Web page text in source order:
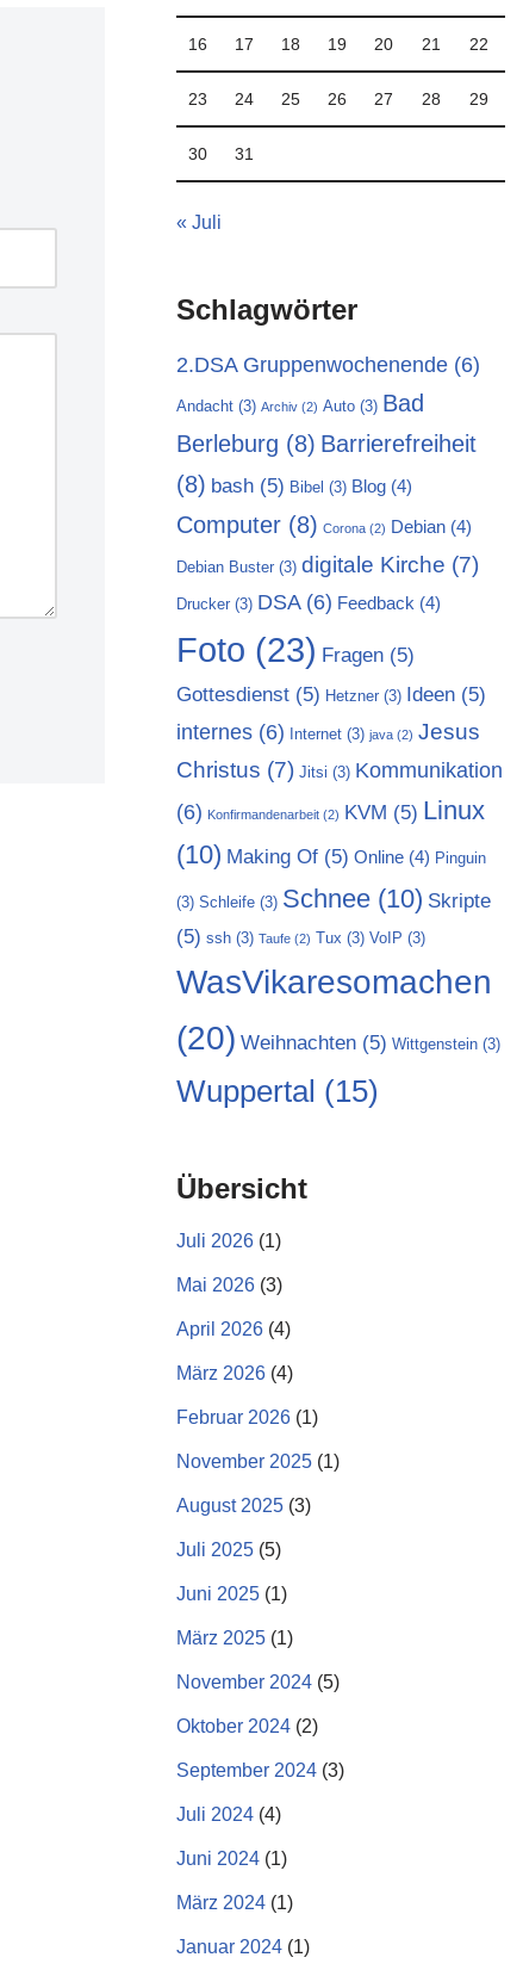
16 17 18 19 20 21 22
23 24 25 26 27 28 29
30 31
« Juli
Schlagwörter
2.DSA Gruppenwochenende (6)
Andacht (3) Archiv (2) Auto (3) Bad
Berleburg (8) Barrierefreiheit
(8) bash (5) Bibel (3) Blog (4)
Computer (8) Corona (2) Debian (4)
Debian Buster (3) digitale Kirche (7)
Drucker (3) DSA(6) Feedback (4)
Foto (23) Fragen (5)
Gottesdienst (5) Hetzner (3) Ideen (5)
internes (6) Internet (3) java (2) Jesus
Christus (7) Jitsi (3) Kommunikation
(6) Konfirmandenarbeit (2) KVM (5) Linux
(10) Making Of (5) Online (4) Pinguin
(3) Schleife (3) Schnee (10) Skripte
(5) ssh (3) Taufe (2) Tux (3) VoIP (3)
WasVikaresomachen
(20) Weihnachten (5) Wittgenstein (3)
Wuppertal (15)
Übersicht
Juli 2026 (1)
Mai 2026 (3)
April 2026 (4)
März 2026 (4)
Februar 2026 (1)
November 2025 (1)
August 2025 (3)
Juli 2025 (5)
Juni 2025 (1)
März 2025 (1)
November 2024 (5)
Oktober 2024 (2)
September 2024 (3)
Juli 2024 (4)
Juni 2024 (1)
März 2024 (1)
Januar 2024 (1)